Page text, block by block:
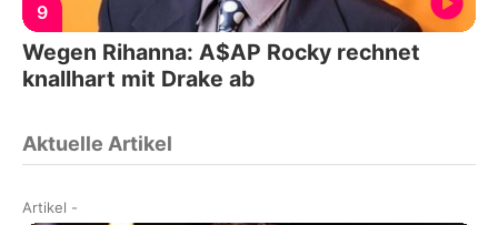
9
Wegen Rihanna: A$AP Rocky rechnet
knallhart mit Drake ab
Aktuelle Artikel
Artikel -